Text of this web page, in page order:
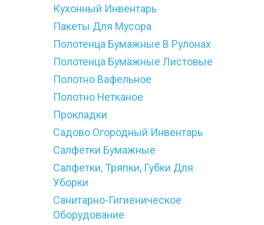
Кухонный Инвентарь
Пакеты Для Мусора
Полотенца Бумажные В Рулонах
Полотенца Бумажные Листовые
Полотно Вафельное
Полотно Нетканое
Прокладки
Садово Огородный Инвентарь
Салфетки Бумажные
Салфетки, Тряпки, Губки Для
Уборки
Санитарно-Гигиеническое
Оборудование